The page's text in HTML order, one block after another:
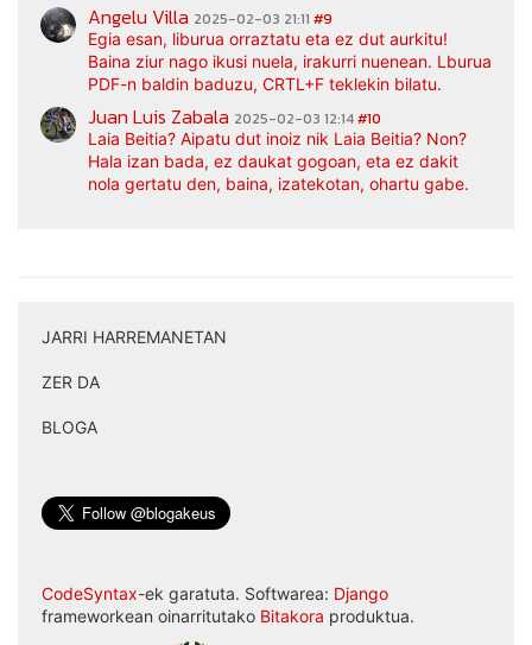
Angelu Villa 2025-02-03 21:11 #9
Egia esan, liburua orraztatu eta ez dut aurkitu!
Baina ziur nago ikusi nuela, irakurri nuenean. Lburua
PDF-n baldin baduzu, CRTL+F teklekin bilatu.
Juan Luis Zabala 2025-02-03 12:14#10
Laia Beitia? Aipatu dut inoiz nik Laia Beitia? Non?
Hala izan bada, ez daukat gogoan, eta ez dakit
nola gertatu den, baina, izatekotan, ohartu gabe.
JARRI HARREMANETAN
ZER DA
BLOGA
CodeSyntax-ek garatuta. Softwarea: Django
frameworkean oinarritutako Bitakora produktua.